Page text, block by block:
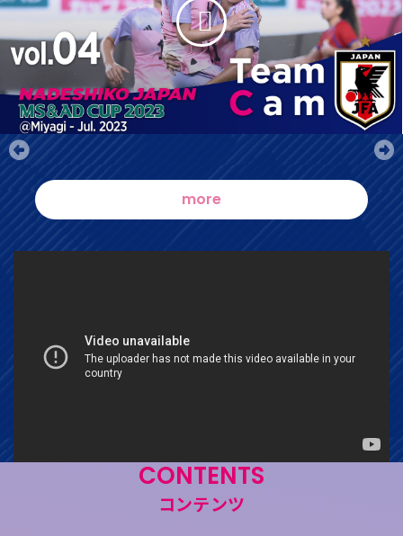
more （別ウィンドウで開く）
CONTENTS
コンテンツ